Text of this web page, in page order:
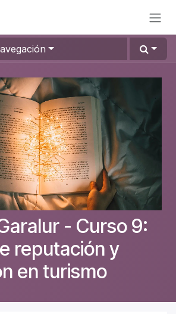
- Curso 9:
reputación y
en turismo